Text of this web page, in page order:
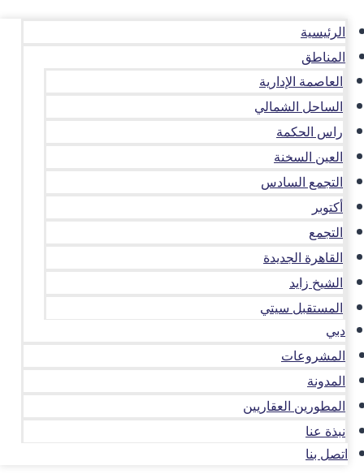
الرئيسية
المناطق
العاصمة الإدارية
الساحل الشمالي
راس الحكمة
العين السخنة
التجمع السادس
أكتوبر
التجمع
القاهرة الجديدة
الشيخ زايد
المستقبل سيتي
دبي
المشروعات
المدونة
المطورين العقاريين
نبذة عنا
اتصل بنا